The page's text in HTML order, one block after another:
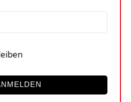
& BÜHNE